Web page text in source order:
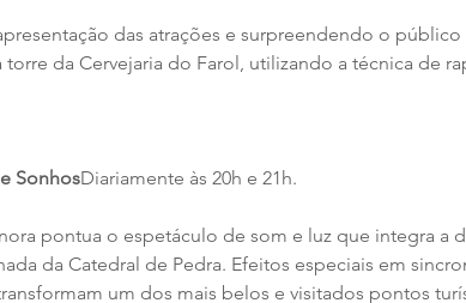
das atrações e surpreendendo o
da Cervejaria do Farol, utilizando a técnica de
SonhosDiariamente às 20h e 21h.
pontua o espetáculo de som e luz que integra a
da Catedral de Pedra. Efeitos especiais em
um dos mais belos e visitados pontos